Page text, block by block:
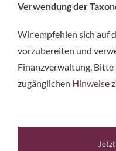
Verwendung der
Wir empfehlen sich auf
vorzubereiten und
Finanzverwaltung. Bitte
zugänglichen Hinweise